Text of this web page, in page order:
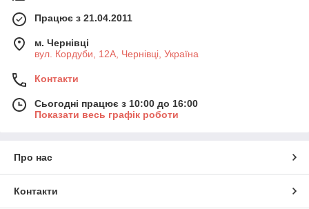
Працює з 21.04.2011
м. Чернівці
вул. Кордуби, 12А, Чернівці, Україна
Контакти
Сьогодні працює з 10:00 до 16:00
Показати весь графік роботи
Про нас
Контакти